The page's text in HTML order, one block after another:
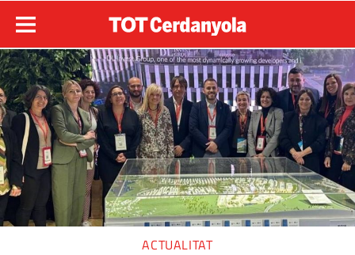
ACTUALITAT